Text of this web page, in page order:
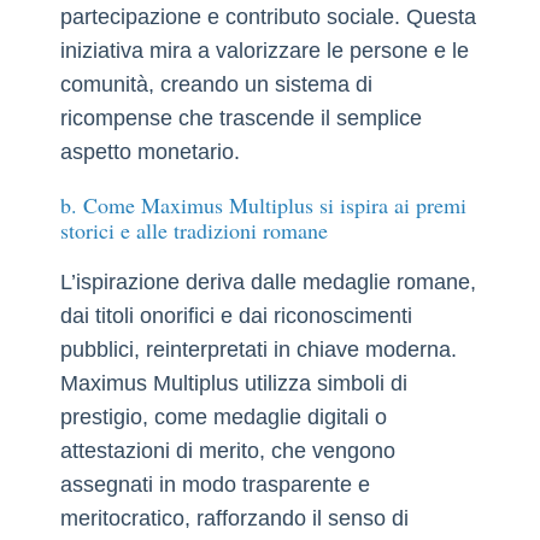
partecipazione e contributo sociale. Questa
iniziativa mira a valorizzare le persone e le
comunità, creando un sistema di
ricompense che trascende il semplice
aspetto monetario.
b. Come Maximus Multiplus si ispira ai premi
storici e alle tradizioni romane
L’ispirazione deriva dalle medaglie romane,
dai titoli onorifici e dai riconoscimenti
pubblici, reinterpretati in chiave moderna.
Maximus Multiplus utilizza simboli di
prestigio, come medaglie digitali o
attestazioni di merito, che vengono
assegnati in modo trasparente e
meritocratico, rafforzando il senso di